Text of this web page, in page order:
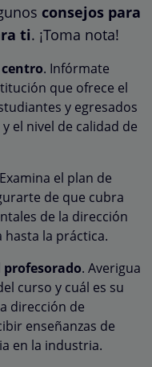
consejos para
ti. ¡Toma nota!
. Infórmate
que ofrece el
y egresados
el nivel de calidad de
el plan de
de que cubra
de la dirección
la práctica.
profesorado. Averigua
curso y cuál es su
dirección de
enseñanzas de
en la industria.